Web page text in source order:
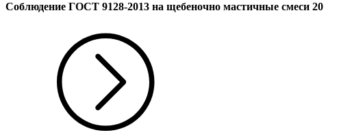
Соблюдение ГОСТ 9128-2013 на щебеночно мастичные смеси 20